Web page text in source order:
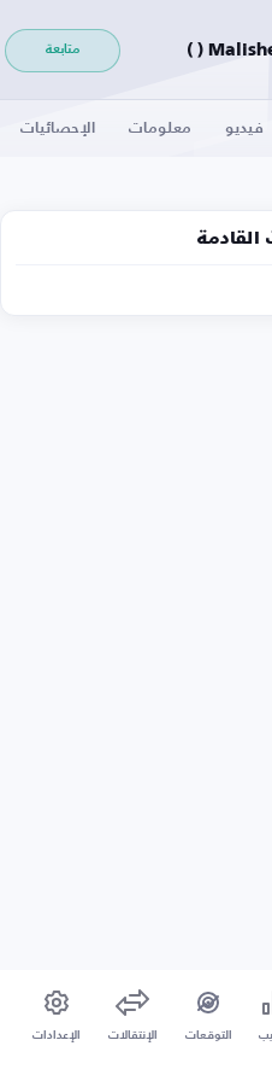
متابعة
فيديو معلومات الإحصائيات
القادمة
التوقعات الإنتقالات الإعدادات